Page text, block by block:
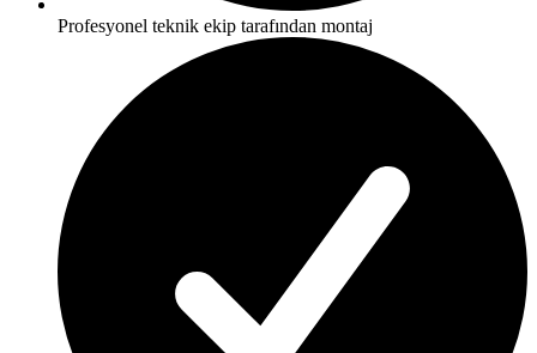
Profesyonel teknik ekip tarafından montaj